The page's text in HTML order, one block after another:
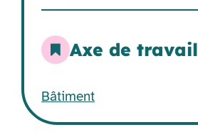
Axe de travail
Bâtiment